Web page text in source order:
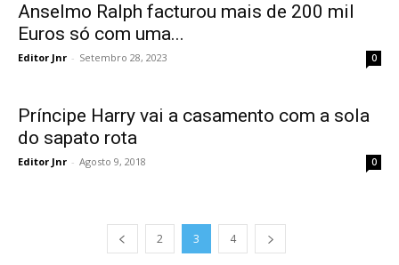
Anselmo Ralph facturou mais de 200 mil
Euros só com uma...
Editor Jnr - Setembro 28, 2023 0
Príncipe Harry vai a casamento com a sola
do sapato rota
Editor Jnr - Agosto 9, 2018 0
2 3 4